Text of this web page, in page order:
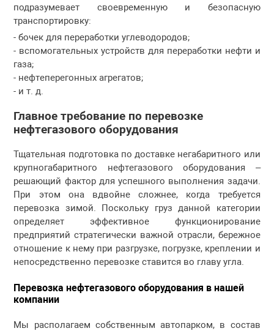
подразумевает своевременную и безопасную
транспортировку:
- бочек для переработки углеводородов;
- вспомогательных устройств для переработки нефти и
газа;
- нефтеперегонных агрегатов;
- и т. д.
Главное требование по перевозке
нефтегазового оборудования
Тщательная подготовка по доставке негабаритного или
крупногабаритного нефтегазового оборудования –
решающий фактор для успешного выполнения задачи.
При этом она вдвойне сложнее, когда требуется
перевозка зимой. Поскольку груз данной категории
определяет эффективное функционирование
предприятий стратегически важной отрасли, бережное
отношение к нему при разгрузке, погрузке, креплении и
непосредственно перевозке ставится во главу угла.
Перевозка нефтегазового оборудования в нашей
компании
Мы располагаем собственным автопарком, в состав